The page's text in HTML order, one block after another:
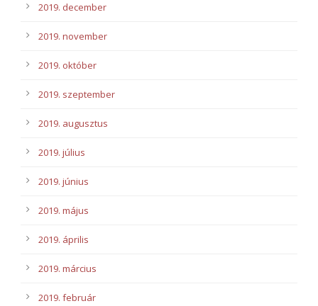
2019. december
2019. november
2019. október
2019. szeptember
2019. augusztus
2019. július
2019. június
2019. május
2019. április
2019. március
2019. február